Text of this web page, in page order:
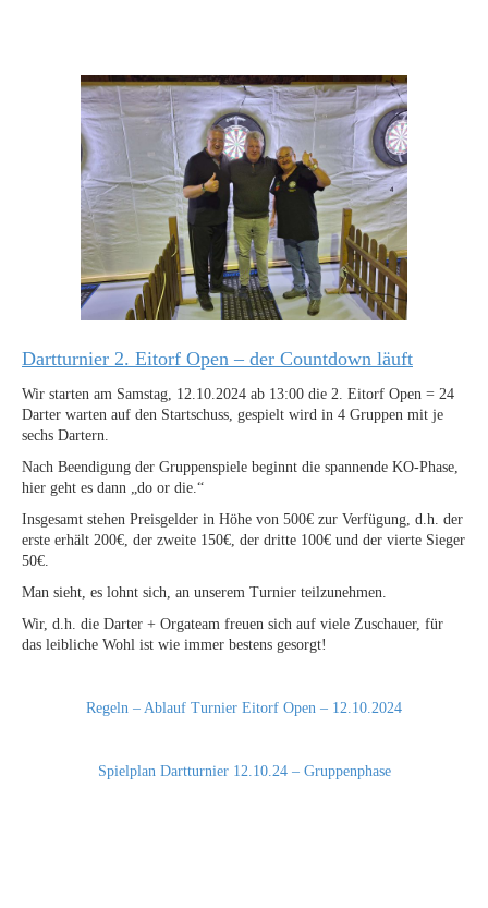
Dartturnier 2. Eitorf Open – der Countdown läuft
Wir starten am Samstag, 12.10.2024 ab 13:00 die 2. Eitorf Open = 24
Darter warten auf den Startschuss, gespielt wird in 4 Gruppen mit je
sechs Dartern.
Nach Beendigung der Gruppenspiele beginnt die spannende KO-Phase,
hier geht es dann „do or die.“
Insgesamt stehen Preisgelder in Höhe von 500€ zur Verfügung, d.h. der
erste erhält 200€, der zweite 150€, der dritte 100€ und der vierte Sieger
50€.
Man sieht, es lohnt sich, an unserem Turnier teilzunehmen.
Wir, d.h. die Darter + Orgateam freuen sich auf viele Zuschauer, für
das leibliche Wohl ist wie immer bestens gesorgt!
Regeln – Ablauf Turnier Eitorf Open – 12.10.2024
Spielplan Dartturnier 12.10.24 – Gruppenphase